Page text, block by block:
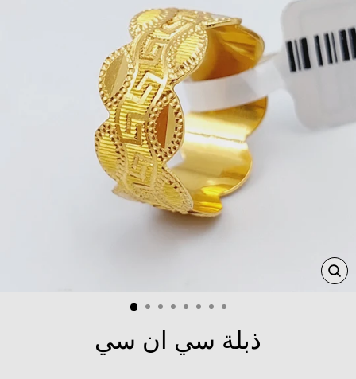
ذبلة سي ان سي